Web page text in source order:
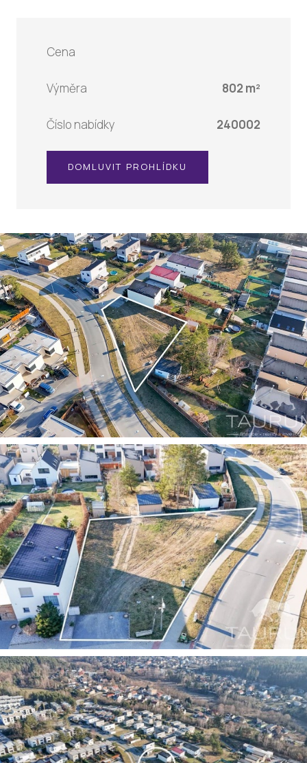
Cena
Výměra 802 m²
Číslo nabídky 240002
DOMLUVIT PROHLÍDKU